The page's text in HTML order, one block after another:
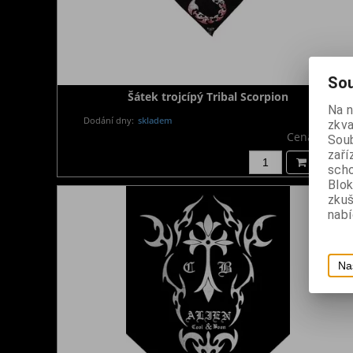
Šátek trojcípý Tribal Scorpion
Dodání dny: skladem
Cena: 190
Koupit
Na